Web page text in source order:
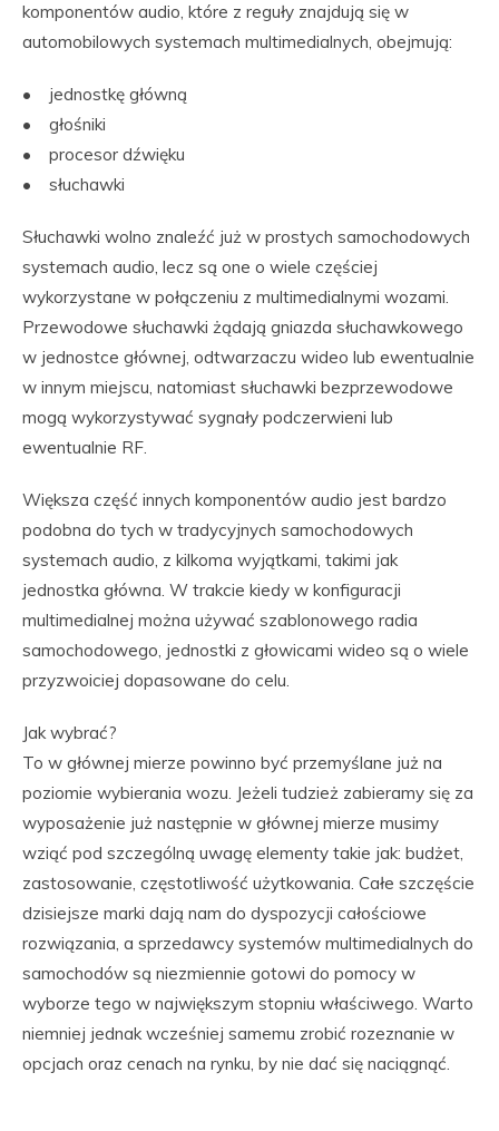
komponentów audio, które z reguły znajdują się w
automobilowych systemach multimedialnych, obejmują:
• jednostkę główną
• głośniki
• procesor dźwięku
• słuchawki
Słuchawki wolno znaleźć już w prostych samochodowych
systemach audio, lecz są one o wiele częściej
wykorzystane w połączeniu z multimedialnymi wozami.
Przewodowe słuchawki żądają gniazda słuchawkowego
w jednostce głównej, odtwarzaczu wideo lub ewentualnie
w innym miejscu, natomiast słuchawki bezprzewodowe
mogą wykorzystywać sygnały podczerwieni lub
ewentualnie RF.
Większa część innych komponentów audio jest bardzo
podobna do tych w tradycyjnych samochodowych
systemach audio, z kilkoma wyjątkami, takimi jak
jednostka główna. W trakcie kiedy w konfiguracji
multimedialnej można używać szablonowego radia
samochodowego, jednostki z głowicami wideo są o wiele
przyzwoiciej dopasowane do celu.
Jak wybrać?
To w głównej mierze powinno być przemyślane już na
poziomie wybierania wozu. Jeżeli tudzież zabieramy się za
wyposażenie już następnie w głównej mierze musimy
wziąć pod szczególną uwagę elementy takie jak: budżet,
zastosowanie, częstotliwość użytkowania. Całe szczęście
dzisiejsze marki dają nam do dyspozycji całościowe
rozwiązania, a sprzedawcy systemów multimedialnych do
samochodów są niezmiennie gotowi do pomocy w
wyborze tego w największym stopniu właściwego. Warto
niemniej jednak wcześniej samemu zrobić rozeznanie w
opcjach oraz cenach na rynku, by nie dać się naciągnąć.